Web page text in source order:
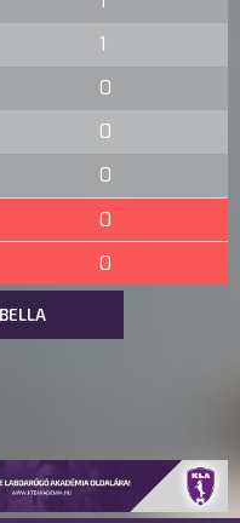
1
0
0
0
0
0